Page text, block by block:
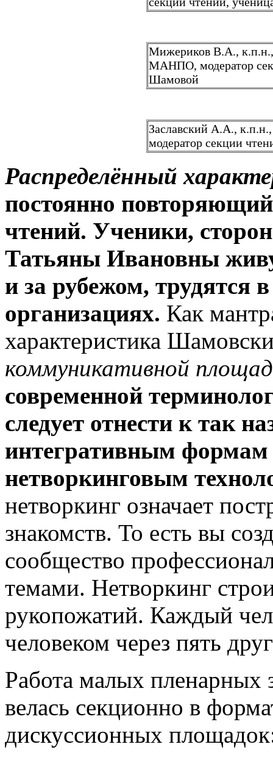
Мижериков В.А.,
МАНПО, модератор
Шамовой
Заславский А.А.,
модератор секции
Распределённый
постоянно
чтений. Ученики,
Татьяны Ивановны
и за рубежом, трудятся
организациях. Как
характеристика
коммуникативной
современной
следует отнести к так
интегративным
нетворкинговым
нетворкинг означает
знакомств. То есть вы
сообщество
темами. Нетворкинг
рукопожатий. Каждый
человеком через пять
Работа малых пленарных
велась секционно в
дискуссионных